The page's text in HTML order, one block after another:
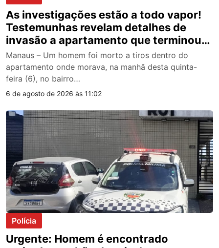
As investigações estão a todo vapor!
Testemunhas revelam detalhes de
invasão a apartamento que terminou
de forma trágica, no Bairro da União,
na manhã desta quinta-feira
Manaus – Um homem foi morto a tiros dentro do
apartamento onde morava, na manhã desta quinta-
feira (6), no bairro…
6 de agosto de 2026 às 11:02
Polícia
Urgente: Homem é encontrado